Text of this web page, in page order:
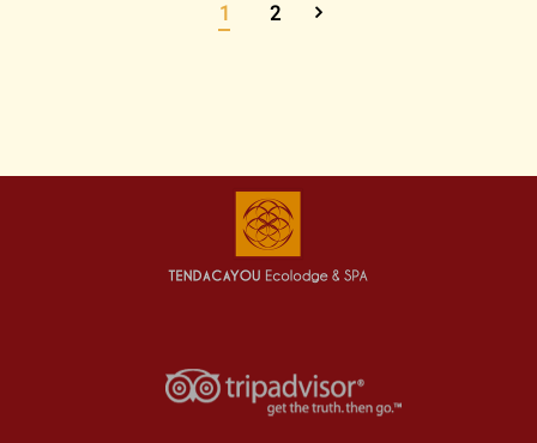
1 2